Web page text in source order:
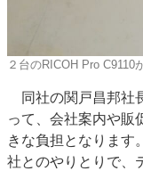
２台のRICOH Pro C9110
同社の関戸昌邦社
って、会社案内や販
きな負担となります
社とのやりとりで、